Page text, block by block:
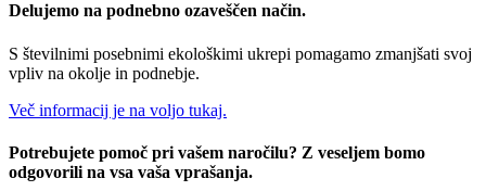
Delujemo na podnebno ozaveščen način.
S številnimi posebnimi ekološkimi ukrepi pomagamo zmanjšati svoj
vpliv na okolje in podnebje.
Več informacij je na voljo tukaj.
Potrebujete pomoč pri vašem naročilu? Z veseljem bomo
odgovorili na vsa vaša vprašanja.